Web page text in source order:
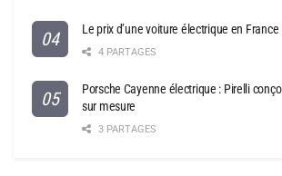
Le prix d’une voiture électrique en France
4 PARTAGES
Porsche Cayenne électrique : Pirelli
sur mesure
3 PARTAGES